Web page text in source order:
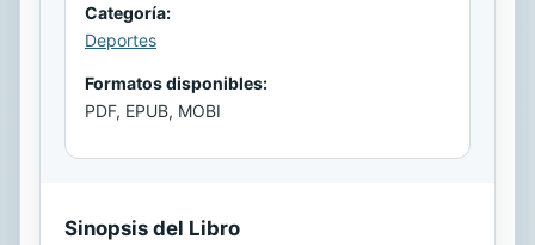
Categoría:
Deportes
Formatos disponibles:
PDF, EPUB, MOBI
Sinopsis del Libro